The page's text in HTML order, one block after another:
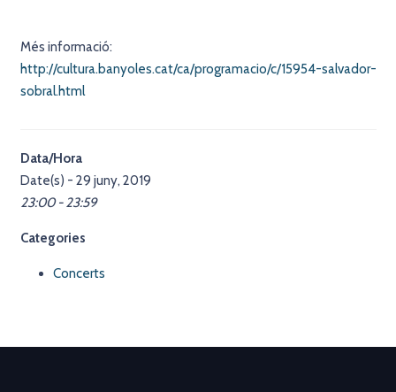
Més informació:
http://cultura.banyoles.cat/ca/programacio/c/15954-salvador-
sobral.html
Data/Hora
Date(s) - 29 juny, 2019
23:00 - 23:59
Categories
Concerts